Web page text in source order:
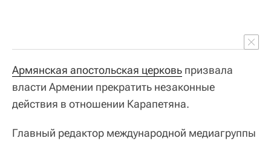
Армянская апостольская церковь призвала
власти Армении прекратить незаконные
действия в отношении Карапетяна.
Главный редактор международной медиагруппы